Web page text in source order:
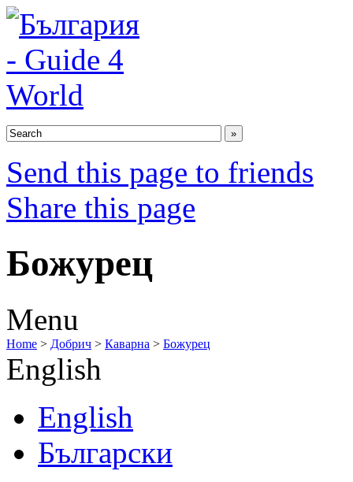
Send this page to friends
Share this page
Божурец
Menu
Home > Добрич > Каварна > Божурец
English
English
Български